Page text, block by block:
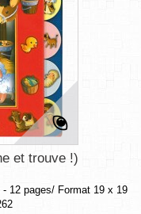
et trouve !)
12 pages/ Format 19 x 19